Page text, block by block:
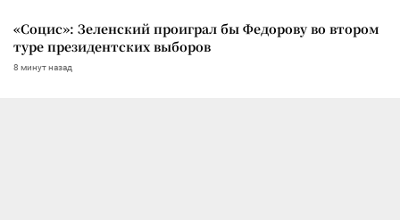
«Социс»: Зеленский проиграл бы Федорову во втором
туре президентских выборов
8 минут назад